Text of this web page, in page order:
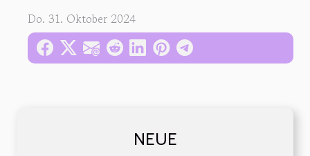
NEUE
Do. 31. Oktober 2024